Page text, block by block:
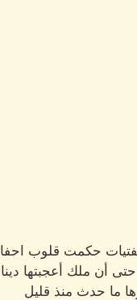
حكمت قلوب
أن ملك أعجبتها دينا
ما حدث منذ قليل